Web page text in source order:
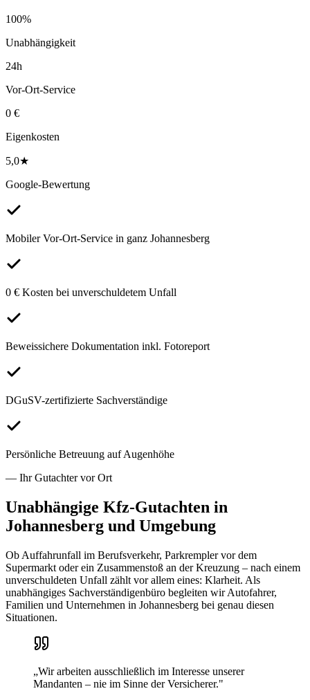
100%
Unabhängigkeit
24h
Vor-Ort-Service
0 €
Eigenkosten
5,0★
Google-Bewertung
Mobiler Vor-Ort-Service in ganz Johannesberg
0 € Kosten bei unverschuldetem Unfall
Beweissichere Dokumentation inkl. Fotoreport
DGuSV-zertifizierte Sachverständige
Persönliche Betreuung auf Augenhöhe
— Ihr Gutachter vor Ort
Unabhängige Kfz-Gutachten in
Johannesberg und Umgebung
Ob Auffahrunfall im Berufsverkehr, Parkrempler vor dem
Supermarkt oder ein Zusammenstoß an der Kreuzung – nach einem
unverschuldeten Unfall zählt vor allem eines: Klarheit. Als
unabhängiges Sachverständigenbüro begleiten wir Autofahrer,
Familien und Unternehmen in Johannesberg bei genau diesen
Situationen.
„Wir arbeiten ausschließlich im Interesse unserer
Mandanten – nie im Sinne der Versicherer."